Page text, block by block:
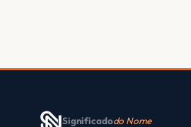
Significadodo Nome